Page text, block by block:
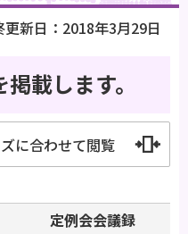
更新日：2018年3月29日
載します。
に合わせて閲覧
定例会会議録